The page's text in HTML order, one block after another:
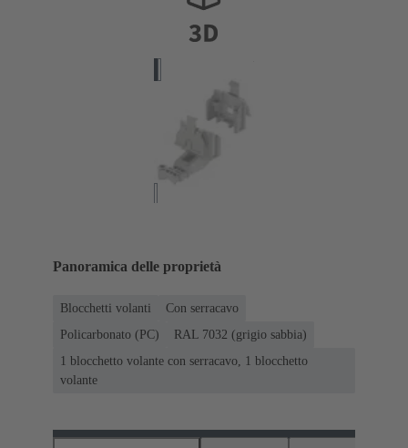
Panoramica delle proprietà
Blocchetti volanti
Con serracavo
Policarbonato (PC)
RAL 7032 (grigio sabbia)
1 blocchetto volante con serracavo, 1 blocchetto
volante